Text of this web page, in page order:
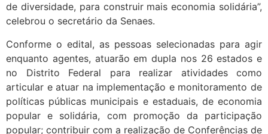
de diversidade, para construir mais economia solidária”,
celebrou o secretário da Senaes.
Conforme o edital, as pessoas selecionadas para agir
enquanto agentes, atuarão em dupla nos 26 estados e
no Distrito Federal para realizar atividades como
articular e atuar na implementação e monitoramento de
políticas públicas municipais e estaduais, de economia
popular e solidária, com promoção da participação
popular; contribuir com a realização de Conferências de